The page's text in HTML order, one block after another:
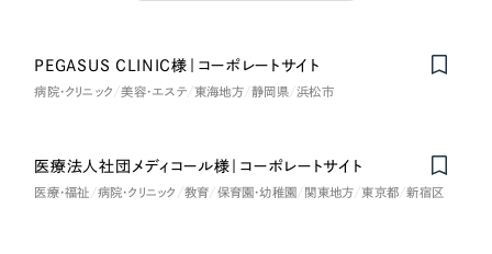
PEGASUS CLINIC様｜コーポレートサイト
病院・クリニック 美容・エステ 東海地方 静岡県 浜松市
Nominee
医療法人社団メディコール様｜コーポレートサイト
医療・福祉 病院・クリニック 教育 保育園・幼稚園 関東地方 東京都 新宿区